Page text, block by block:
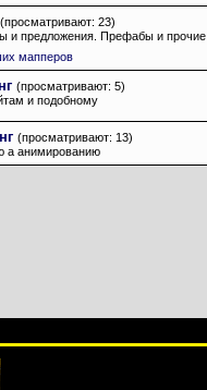
(просматривают: 23)
и предложения. Префабы и
мапперов
(просматривают: 5)
и подобному
(просматривают: 13)
а анимированию